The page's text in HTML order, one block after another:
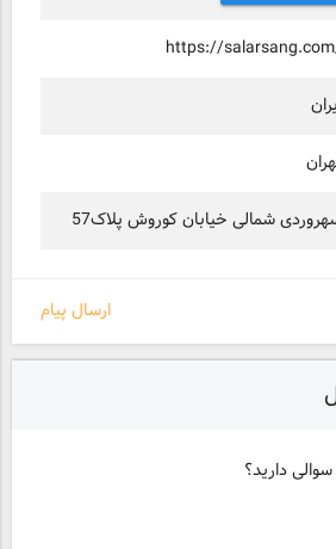
https://
شمالی خیابان کوروش پلاک57
ارسال پیام
دارید؟